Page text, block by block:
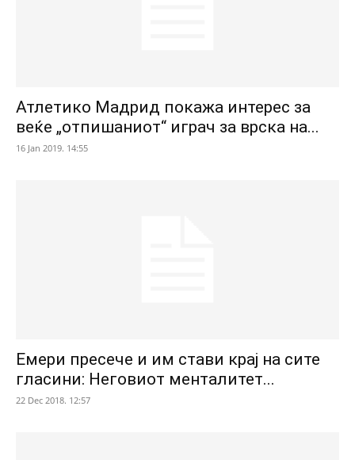
Атлетико Мадрид покажа интерес за
веќе „отпишаниот“ играч за врска на...
16 Jan 2019. 14:55
Емери пресече и им стави крај на сите
гласини: Неговиот менталитет...
22 Dec 2018. 12:57